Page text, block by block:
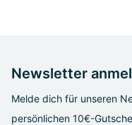
Newsletter
Melde dich für unseren
persönlichen 10€-